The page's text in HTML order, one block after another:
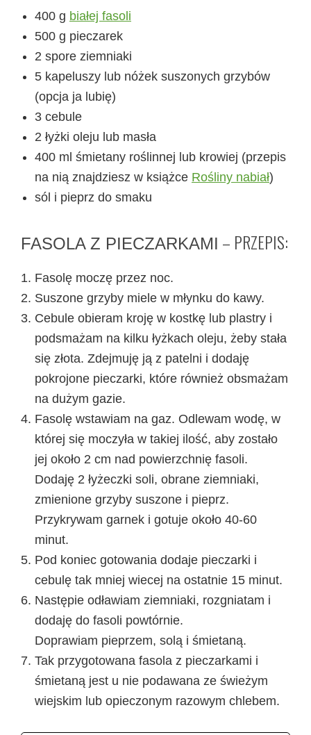
400 g białej fasoli
500 g pieczarek
2 spore ziemniaki
5 kapeluszy lub nóżek suszonych grzybów
(opcja ja lubię)
3 cebule
2 łyżki oleju lub masła
400 ml śmietany roślinnej lub krowiej (przepis
na nią znajdziesz w książce Rośliny nabiał)
sól i pieprz do smaku
FASOLA Z PIECZARKAMI – PRZEPIS:
Fasolę moczę przez noc.
Suszone grzyby miele w młynku do kawy.
Cebule obieram kroję w kostkę lub plastry i
podsmażam na kilku łyżkach oleju, żeby stała
się złota. Zdejmuję ją z patelni i dodaję
pokrojone pieczarki, które również obsmażam
na dużym gazie.
Fasolę wstawiam na gaz. Odlewam wodę, w
której się moczyła w takiej ilość, aby zostało
jej około 2 cm nad powierzchnię fasoli.
Dodaję 2 łyżeczki soli, obrane ziemniaki,
zmienione grzyby suszone i pieprz.
Przykrywam garnek i gotuje około 40-60
minut.
Pod koniec gotowania dodaje pieczarki i
cebulę tak mniej wiecej na ostatnie 15 minut.
Następie odławiam ziemniaki, rozgniatam i
dodaję do fasoli powtórnie.
Doprawiam pieprzem, solą i śmietaną.
Tak przygotowana fasola z pieczarkami i
śmietaną jest u nie podawana ze świeżym
wiejskim lub opieczonym razowym chlebem.